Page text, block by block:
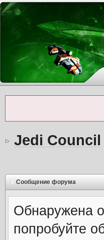
Jedi Council
Сообщение форума
Обнаружена
попробуйте